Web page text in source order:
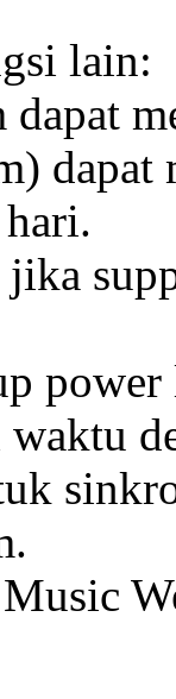
lain:
dapat
dapat
jika